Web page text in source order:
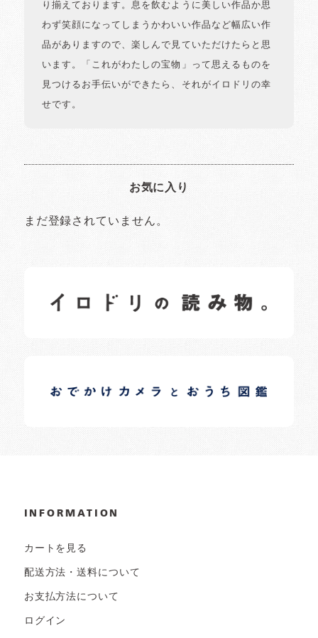
り揃えております。息を飲むように美しい作品か思
わず笑顔になってしまうかわいい作品など幅広い作
品がありますので、楽しんで見ていただけたらと思
います。「これがわたしの宝物」って思えるものを
見つけるお手伝いができたら、それがイロドリの幸
せです。
お気に入り
まだ登録されていません。
日常の様子など随時更新中です。
日常の様子など随時更新中です。
INFORMATION
カートを見る
配送方法・送料について
お支払方法について
ログイン